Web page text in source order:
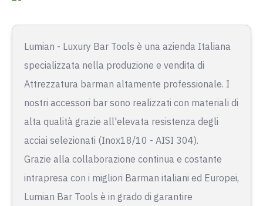
Lumian - Luxury Bar Tools è una azienda Italiana
specializzata nella produzione e vendita di
Attrezzatura barman altamente professionale. I
nostri accessori bar sono realizzati con materiali di
alta qualità grazie all'elevata resistenza degli
acciai selezionati (Inox18/10 - AISI 304).
Grazie alla collaborazione continua e costante
intrapresa con i migliori Barman italiani ed Europei,
Lumian Bar Tools è in grado di garantire